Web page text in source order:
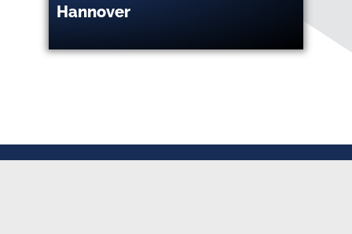
Hannover